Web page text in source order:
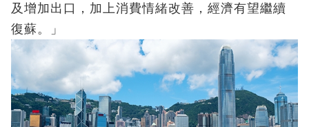
及增加出口，加上消費情緒改善，經濟有望繼續
復蘇。」